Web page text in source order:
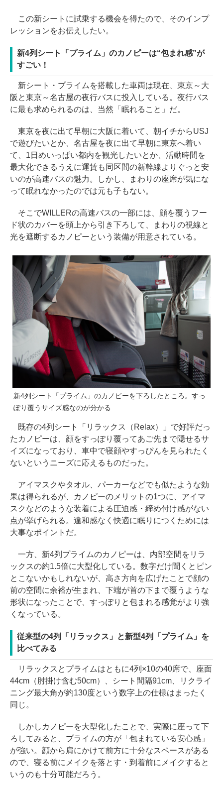
この新シートに試乗する機会を得たので、そのインプ
レッションをお伝えしたい。
新4列シート「プライム」のカノピーは“包まれ感”が
すごい！
新シート・プライムを搭載した車両は現在、東京～大
阪と東京～名古屋の夜行バスに投入している。夜行バス
に最も求められるのは、当然「眠れること」だ。
東京を夜に出て早朝に大阪に着いて、朝イチからUSJ
で遊びたいとか、名古屋を夜に出て早朝に東京へ着い
て、1日めいっぱい都内を観光したいとか、活動時間を
最大化できるうえに運賃も同区間の新幹線よりぐっと安
いのが高速バスの魅力。しかし、まわりの座席が気にな
って眠れなかったのでは元も子もない。
そこでWILLERの高速バスの一部には、顔を覆うフー
ド状のカバーを頭上から引き下ろして、まわりの視線と
光を遮断するカノピーという装備が用意されている。
新4列シート「プライム」のカノピーを下ろしたところ。すっ
ぽり覆うサイズ感なのが分かる
既存の4列シート「リラックス（Relax）」で好評だっ
たカノピーは、顔をすっぽり覆ってあご先まで隠せるサ
イズになっており、車中で寝顔やすっぴんを見られたく
ないというニーズに応えるものだった。
アイマスクやタオル、パーカーなどでも似たような効
果は得られるが、カノピーのメリットの1つに、アイマ
スクなどのような装着による圧迫感・締め付け感がない
点が挙げられる。違和感なく快適に眠りにつくためには
大事なポイントだ。
一方、新4列プライムのカノピーは、内部空間をリラ
ックスの約1.5倍に大型化している。数字だけ聞くとピン
とこないかもしれないが、高さ方向を広げたことで顔の
前の空間に余裕が生まれ、下端が首の下まで覆うような
形状になったことで、すっぽりと包まれる感覚がより強
くなっている。
従来型の4列「リラックス」と新型4列「プライム」を
比べてみる
リラックスとプライムはともに4列×10の40席で、座面
44cm（肘掛け含む50cm）、シート間隔91cm、リクライ
ニング最大角が約130度という数字上の仕様はまったく
同じ。
しかしカノピーを大型化したことで、実際に座って下
ろしてみると、プライムの方が「包まれている安心感」
が強い。顔から肩にかけて前方に十分なスペースがある
ので、寝る前にメイクを落とす・到着前にメイクすると
いうのも十分可能だろう。